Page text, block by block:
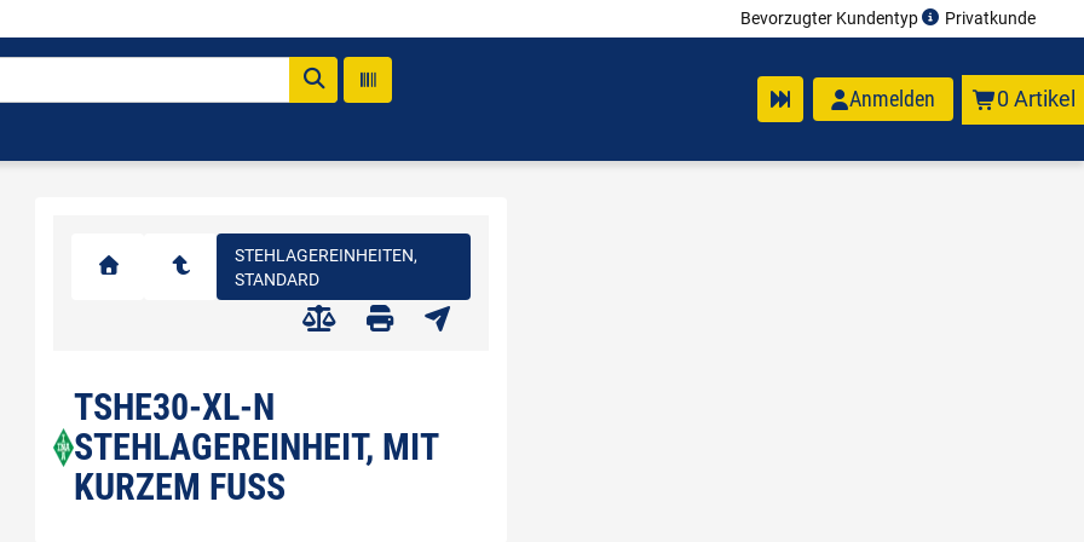
Bevorzugter Kundentyp Privatkunde
Anmelden 0 Artikel
STEHLAGEREINHEITEN,
STANDARD
TSHE30-XL-N
STEHLAGEREINHEIT, MIT
KURZEM FUSS